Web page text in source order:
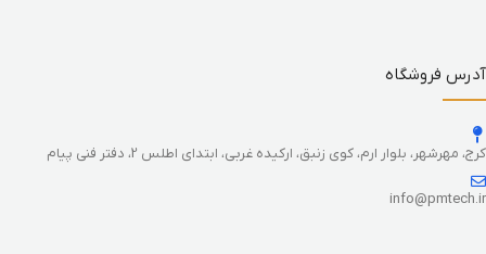
آدرس فروشگاه
کرج، مهرشهر، بلوار ارم، کوی زنبق، ارکیده غربی، ابتدای اطلس 2، دفتر فنی پیام
info@pmtech.ir